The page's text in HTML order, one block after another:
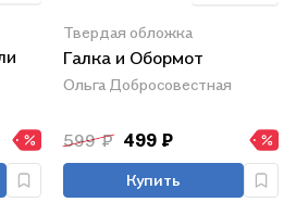
Твердая обложка
Галка и Обормот
Ольга Добросовестная
599 ₽ 499 ₽
Купить